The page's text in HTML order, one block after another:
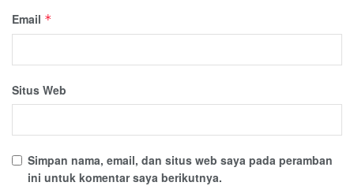
Email *
Situs Web
Simpan nama, email, dan situs web saya pada peramban
ini untuk komentar saya berikutnya.